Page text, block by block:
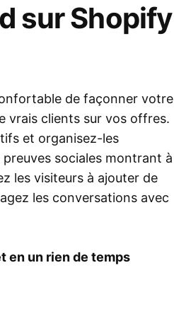
sur Shopify
de façonner votre
vrais clients sur vos offres.
et organisez-les
sociales montrant à
les visiteurs à ajouter de
les conversations avec
en un rien de temps